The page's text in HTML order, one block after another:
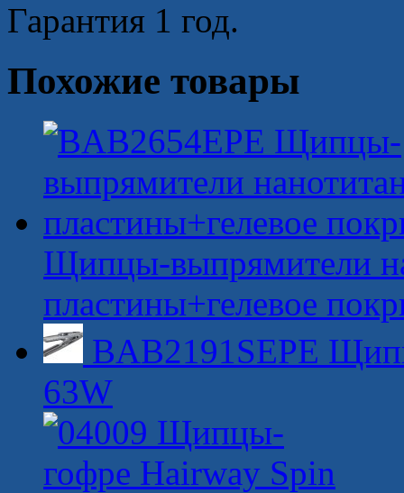
Гарантия 1 год.
Похожие товары
Щипцы-выпрямители
пластины+гелевое
BAB2191SEPE
63W